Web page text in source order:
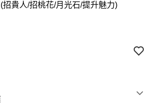
招貴人/招桃花/月光石/提升魅力)